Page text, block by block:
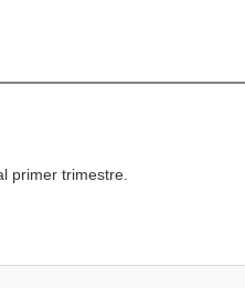
primer trimestre.